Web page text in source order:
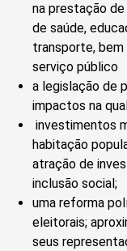
na prestação
de saúde,
transporte, bem
serviço público
a legislação de
impactos na
investimentos
habitação
atração de
inclusão social;
uma reforma
eleitorais;
seus